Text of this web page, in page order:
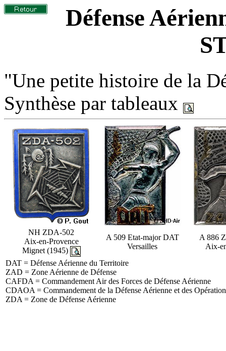
Défense
"Une petite histoire de la
Synthèse par tableaux
NH ZDA-502
Aix-en-Provence
Mignet (1945)
A 509 Etat-major DAT
Versailles
A 886
Aix-
DAT = Défense Aérienne du Territoire
ZAD = Zone Aérienne de Défense
CAFDA = Commandement Air des Forces de Défense Aérienne
CDAOA = Commandement de la Défense Aérienne et des
ZDA = Zone de Défense Aérienne